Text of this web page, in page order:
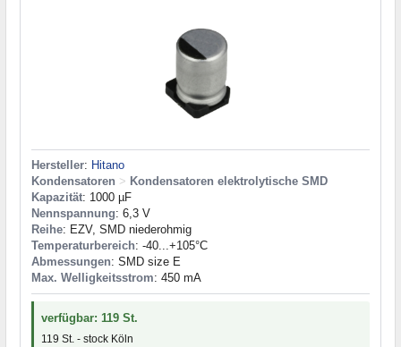
Hersteller: Hitano
Kondensatoren > Kondensatoren elektrolytische SMD
Kapazität: 1000 µF
Nennspannung: 6,3 V
Reihe: EZV, SMD niederohmig
Temperaturbereich: -40...+105°C
Abmessungen: SMD size E
Max. Welligkeitsstrom: 450 mA
verfügbar: 119 St.
119 St. - stock Köln